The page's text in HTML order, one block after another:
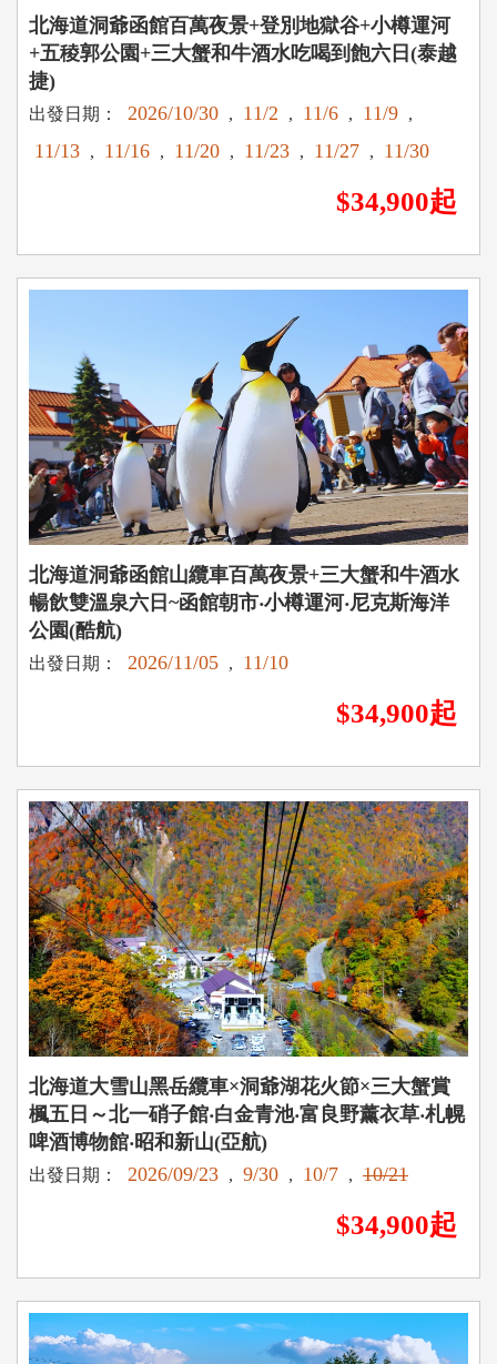
北海道洞爺函館百萬夜景+登別地獄谷+小樽運河
+五稜郭公園+三大蟹和牛酒水吃喝到飽六日(泰越
捷)
出發日期： 2026/10/30 , 11/2 , 11/6 , 11/9 ,
11/13 , 11/16 , 11/20 , 11/23 , 11/27 , 11/30
$34,900起
北海道洞爺函館山纜車百萬夜景+三大蟹和牛酒水
暢飲雙溫泉六日~函館朝市‧小樽運河‧尼克斯海洋
公園(酷航)
出發日期： 2026/11/05 , 11/10
$34,900起
北海道大雪山黑岳纜車×洞爺湖花火節×三大蟹賞
楓五日～北一硝子館‧白金青池‧富良野薰衣草‧札幌
啤酒博物館‧昭和新山(亞航)
出發日期： 2026/09/23 , 9/30 , 10/7 , 10/21
$34,900起